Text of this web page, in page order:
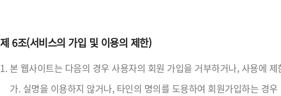
제 6조(서비스의 가입 및 이용의 제한)
1. 본 웹사이트는 다음의 경우 사용자의 회원 가입을 거부하거나, 사용에
가. 실명을 이용하지 않거나, 타인의 명의를 도용하여 회원가입하는 경우